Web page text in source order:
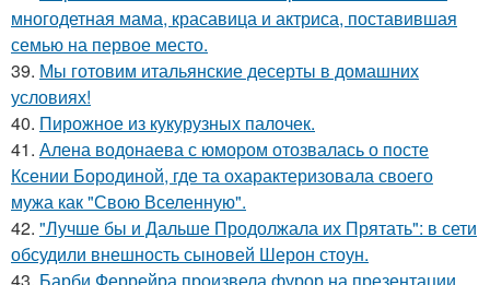
многодетная мама, красавица и актриса, поставившая
семью на первое место.
39. Мы готовим итальянские десерты в домашних
условиях!
40. Пирожное из кукурузных палочек.
41. Алена водонаева с юмором отозвалась о посте
Ксении Бородиной, где та охарактеризовала своего
мужа как "Свою Вселенную".
42. "Лучше бы и Дальше Продолжала их Прятать": в сети
обсудили внешность сыновей Шерон стоун.